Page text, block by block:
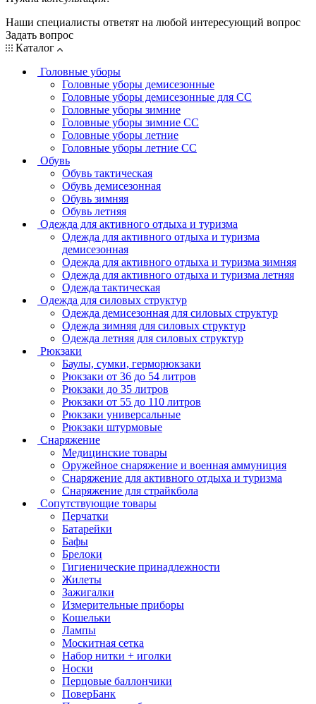
Наши специалисты ответят на любой интересующий вопрос
Задать вопрос
Каталог
Головные уборы
Головные уборы демисезонные
Головные уборы демисезонные для СС
Головные уборы зимние
Головные уборы зимние СС
Головные уборы летние
Головные уборы летние СС
Обувь
Обувь тактическая
Обувь демисезонная
Обувь зимняя
Обувь летняя
Одежда для активного отдыха и туризма
Одежда для активного отдыха и туризма
демисезонная
Одежда для активного отдыха и туризма зимняя
Одежда для активного отдыха и туризма летняя
Одежда тактическая
Одежда для силовых структур
Одежда демисезонная для силовых структур
Одежда зимняя для силовых структур
Одежда летняя для силовых структур
Рюкзаки
Баулы, сумки, герморюкзаки
Рюкзаки от 36 до 54 литров
Рюкзаки до 35 литров
Рюкзаки от 55 до 110 литров
Рюкзаки универсальные
Рюкзаки штурмовые
Снаряжение
Медицинские товары
Оружейное снаряжение и военная аммуниция
Снаряжение для активного отдыха и туризма
Снаряжение для страйкбола
Сопутствующие товары
Перчатки
Батарейки
Бафы
Брелоки
Гигиенические принадлежности
Жилеты
Зажигалки
Измерительные приборы
Кошельки
Лампы
Москитная сетка
Набор нитки + иголки
Носки
Перцовые баллончики
ПоверБанк